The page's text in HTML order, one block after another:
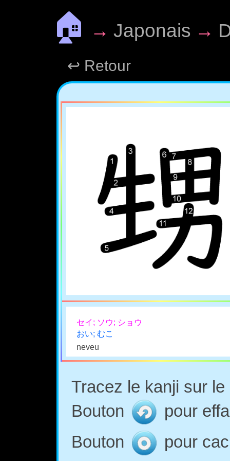
🏠 → Japonais →
↩ Retour
セイ; ソウ; ショウ
おい; むこ
neveu
Tracez le kanji sur
Bouton
pour
Bouton
pour